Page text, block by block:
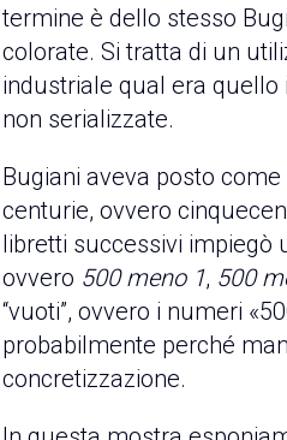
termine è dello stesso
colorate. Si tratta di un
industriale qual era quello
non serializzate.
Bugiani aveva posto
centurie, ovvero
libretti successivi impiegò
ovvero 500 meno 1, 500
“vuoti”, ovvero i numeri
probabilmente perché
concretizzazione.